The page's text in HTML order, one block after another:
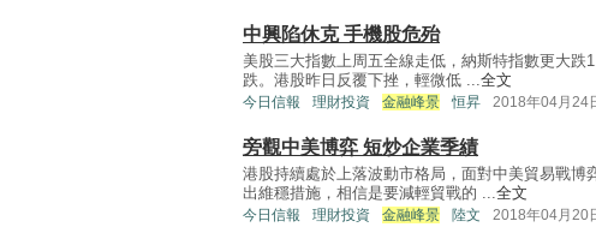
中興陷休克 手機股危殆
美股三大指數上周五全線走低，納斯特指數更大
跌。港股昨日反覆下挫，輕微低 ...全文
今日信報 理財投資 金融峰景 恒昇 2018年04月24
旁觀中美博弈 短炒企業季績
港股持續處於上落波動市格局，面對中美貿易戰博
出維穩措施，相信是要減輕貿戰的 ...全文
今日信報 理財投資 金融峰景 陸文 2018年04月20